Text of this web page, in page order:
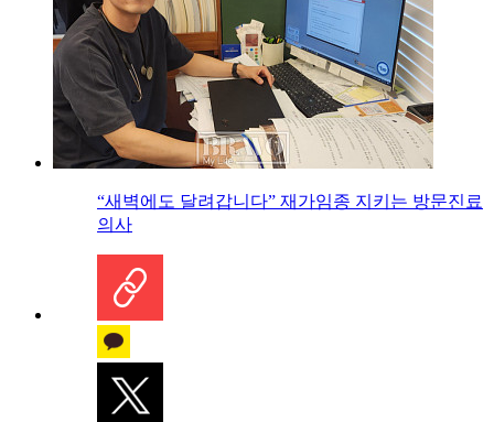
“새벽에도 달려갑니다” 재가임종 지키는 방문진료
의사